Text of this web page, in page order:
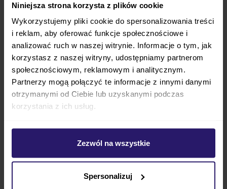
Niniejsza strona korzysta z plików cookie
Wykorzystujemy pliki cookie do spersonalizowania treści
i reklam, aby oferować funkcje społecznościowe i
analizować ruch w naszej witrynie. Informacje o tym, jak
korzystasz z naszej witryny, udostępniamy partnerom
społecznościowym, reklamowym i analitycznym.
Partnerzy mogą połączyć te informacje z innymi danymi
otrzymanymi od Ciebie lub uzyskanymi podczas
korzystania z ich usług.
Zezwól na wszystkie
Spersonalizuj
Wózki do biegania
Wózki do samolotu
Producenci spacerówek
Spacerówki Espiro
Spacerówki Euro Cart
Spacerówki Inglesina